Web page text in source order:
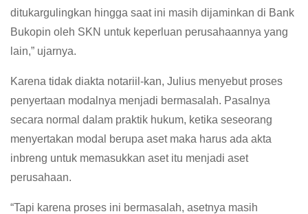
ditukargulingkan hingga saat ini masih dijaminkan di Bank
Bukopin oleh SKN untuk keperluan perusahaannya yang
lain,” ujarnya.
Karena tidak diakta notariil-kan, Julius menyebut proses
penyertaan modalnya menjadi bermasalah. Pasalnya
secara normal dalam praktik hukum, ketika seseorang
menyertakan modal berupa aset maka harus ada akta
inbreng untuk memasukkan aset itu menjadi aset
perusahaan.
“Tapi karena proses ini bermasalah, asetnya masih